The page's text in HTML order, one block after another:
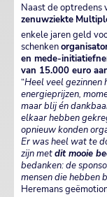
Naast de optredens
zenuwziekte
enkele jaren geld
schenken
en mede-
van 15.000 euro
“Heel veel gezinnen
energieprijzen,
maar blij én
elkaar hebben
opnieuw konden
Er was heel wat te
zijn metdit mooie
bedanken: de
mensen die hebben
Heremans